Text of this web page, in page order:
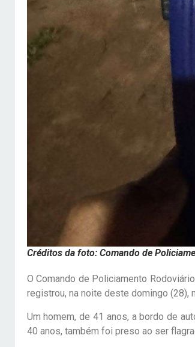
Créditos da foto: Comando de
O Comando de Policiamento
registrou, na noite deste domingo (28),
Um homem, de 41 anos, a bordo de
40 anos, também foi preso ao ser